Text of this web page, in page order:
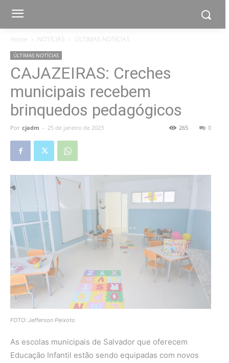
Home NOTÍCIAS ÚLTIMAS NOTÍCIAS
ÚLTIMAS NOTÍCIAS
CAJAZEIRAS: Creches
municipais recebem
brinquedos pedagógicos
Por cjadm - 25 de janeiro de 2023 0
265
FOTO: Jefferson Peixoto
As escolas municipais de Salvador que oferecem
Educação Infantil estão sendo equipadas com novos